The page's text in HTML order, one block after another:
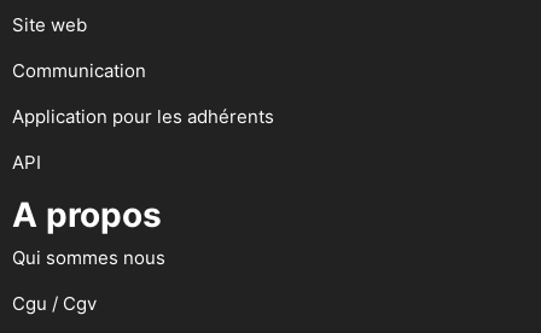
Site web
Communication
Application pour les adhérents
API
A propos
Qui sommes nous
Cgu / Cgv